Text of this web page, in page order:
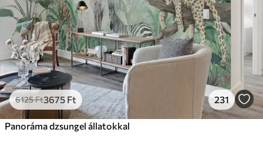
6125Ft3675 Ft 231
Panoráma dzsungel állatokkal